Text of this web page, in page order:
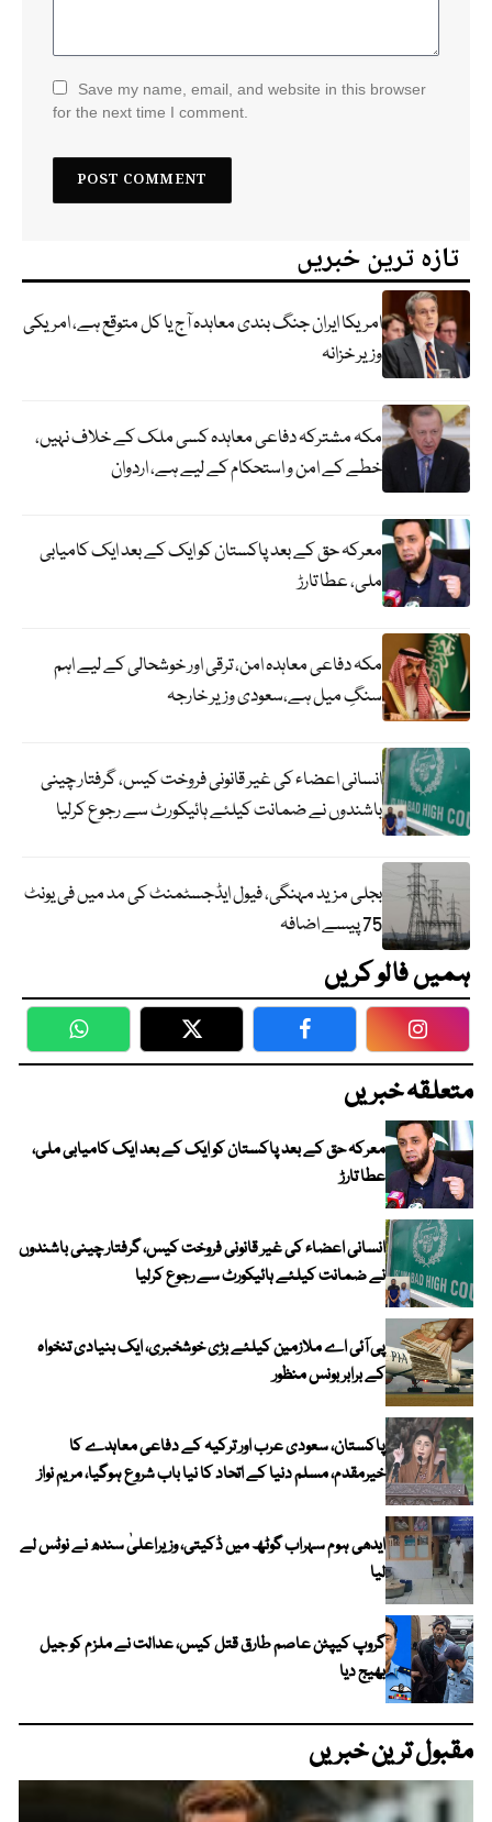
Save my name, email, and website in this browser
for the next time I comment.
تازہ ترین خبریں
امریکا ایران جنگ بندی معاہدہ آج یا کل متوقع ہے، امریکی
وزیر خزانہ
مکہ مشترکہ دفاعی معاہدہ کسی ملک کے خلاف نہیں،
خطے کے امن و استحکام کے لیے ہے، اردوان
معرکہ حق کے بعد پاکستان کو ایک کے بعد ایک کامیابی
ملی، عطا تارڑ
مکہ دفاعی معاہدہ امن، ترقی اور خوشحالی کے لیے اہم
سنگِ میل ہے،سعودی وزیر خارجہ
انسانی اعضاء کی غیر قانونی فروخت کیس، گرفتار چینی
باشندوں نے ضمانت کیلئے ہائیکورٹ سے رجوع کرلیا
بجلی مزید مہنگی، فیول ایڈجسٹمنٹ کی مد میں فی یونٹ
75 پیسے اضافہ
ہمیں فالو کریں
WhatsApp Twitter Facebook
متعلقہ خبریں
معرکہ حق کے بعد پاکستان کو ایک کے بعد ایک کامیابی ملی،
عطا تارڑ
انسانی اعضاء کی غیر قانونی فروخت کیس، گرفتار چینی باشندوں
نے ضمانت کیلئے ہائیکورٹ سے رجوع کرلیا
پی آئی اے ملازمین کیلئے بڑی خوشخبری، ایک بنیادی تنخواہ
کے برابر بونس منظور
پاکستان، سعودی عرب اور ترکیہ کے دفاعی معاہدے کا
خیرمقدم، مسلم دنیا کے اتحاد کا نیا باب شروع ہوگیا، مریم نواز
ایدھی ہوم سہراب گوٹھ میں ڈکیتی، وزیراعلیٰ سندھ نے نوٹس لے
لیا
گروپ کیپٹن عاصم طارق قتل کیس، عدالت نے ملزم کو جیل
بھیج دیا
مقبول ترین خبریں